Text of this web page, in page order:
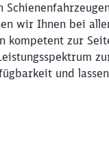
wir Ihnen bei
kompetent zur
und